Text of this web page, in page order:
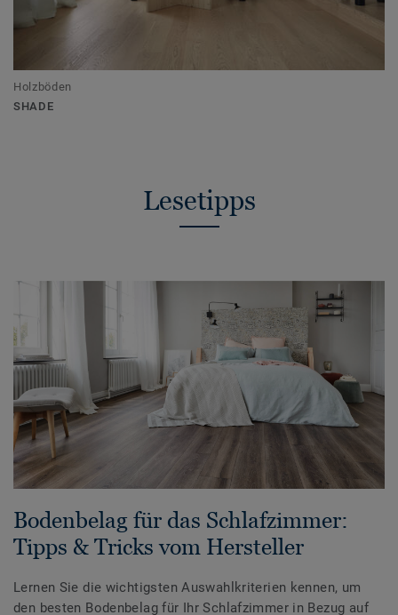
Holzböden
SHADE
Lesetipps
Bodenbelag für das Schlafzimmer:
Tipps & Tricks vom Hersteller
Lernen Sie die wichtigsten Auswahlkriterien kennen, um
den besten Bodenbelag für Ihr Schlafzimmer in Bezug auf